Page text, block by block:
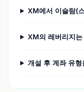
XM에서 이슬람(
XM의 레버리지
개설 후 계좌 유